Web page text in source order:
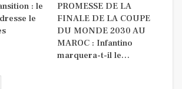
: le
le
PROMESSE DE LA
FINALE DE LA COUPE
DU MONDE 2030 AU
MAROC : Infantino
marquera-t-il le…